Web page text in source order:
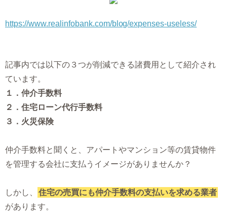
https://www.realinfobank.com/blog/expenses-useless/
記事内では以下の３つが削減できる諸費用として紹介され
ています。
１．仲介手数料
２．住宅ローン代行手数料
３．火災保険
仲介手数料と聞くと、アパートやマンション等の賃貸物件
を管理する会社に支払うイメージがありませんか？
しかし、
住宅の売買にも仲介手数料の支払いを求める業者
があります。